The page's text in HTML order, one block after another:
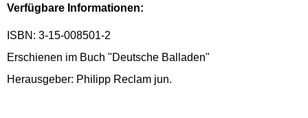
Verfügbare Informationen:
ISBN: 3-15-008501-2
Erschienen im Buch "Deutsche Balladen"
Herausgeber: Philipp Reclam jun.